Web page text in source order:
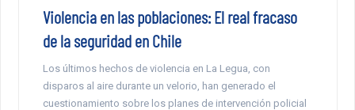
Violencia en las poblaciones: El real fracaso
de la seguridad en Chile
Los últimos hechos de violencia en La Legua, con
disparos al aire durante un velorio, han generado el
cuestionamiento sobre los planes de intervención policial